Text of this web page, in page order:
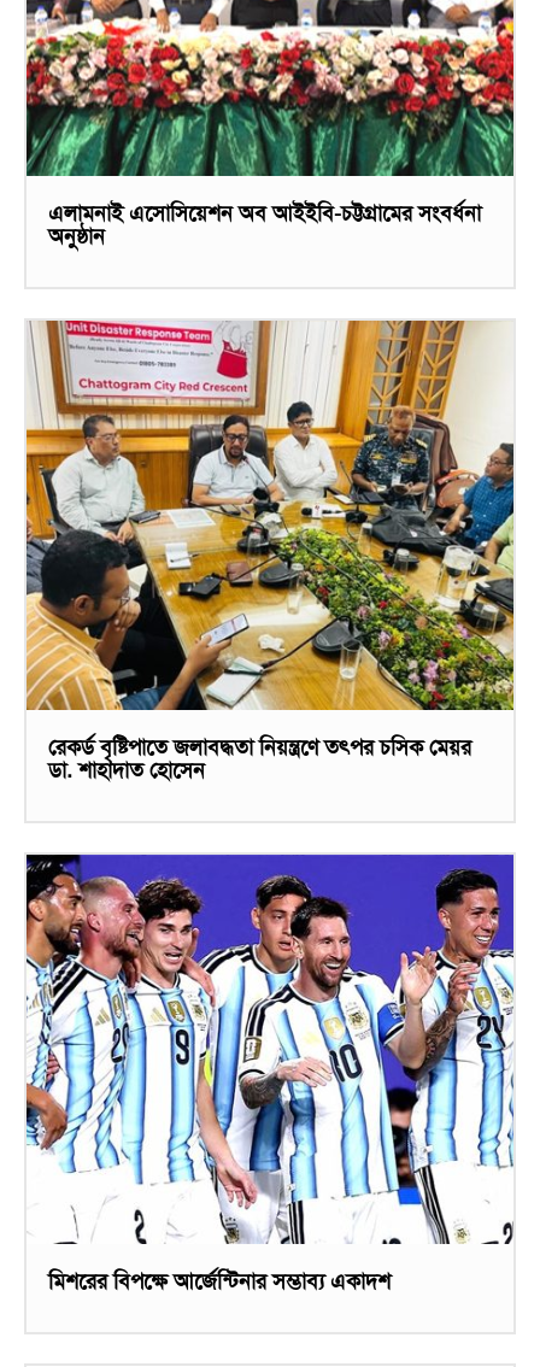
এলামনাই এসোসিয়েশন অব আইইবি-চট্টগ্রামের সংবর্ধনা
অনুষ্ঠান
রেকর্ড বৃষ্টিপাতে জলাবদ্ধতা নিয়ন্ত্রণে তৎপর চসিক মেয়র
ডা. শাহাদাত হোসেন
মিশরের বিপক্ষে আর্জেন্টিনার সম্ভাব্য একাদশ